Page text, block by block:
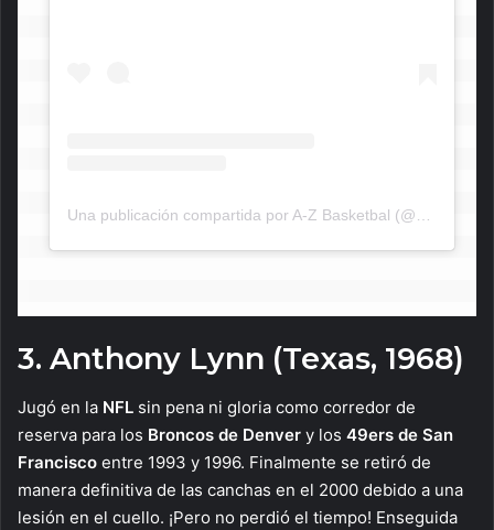
3. Anthony Lynn (Texas, 1968)
Jugó en la NFL sin pena ni gloria como corredor de
reserva para los Broncos de Denver y los 49ers de San
Francisco entre 1993 y 1996. Finalmente se retiró de
manera definitiva de las canchas en el 2000 debido a una
lesión en el cuello. ¡Pero no perdió el tiempo! Enseguida